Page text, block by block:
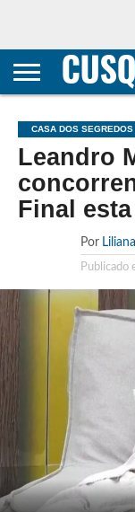
CONTACTOS
HOME
POLÍTICA DE
E COOKIES
SOBRE
TERMOS E
TRANSPARÊNCIA
METODOLOGIA
CASA DOS SEGREDOS
Leandro
Final
Por
Publicado